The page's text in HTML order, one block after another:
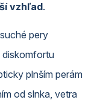
vzhľad.
pery
diskomfortu
plnším perám
od slnka, vetra